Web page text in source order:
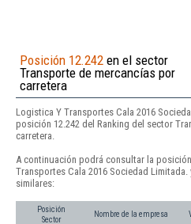
Posición 12.242 en el sector
Transporte de mercancías por
carretera
Logistica Y Transportes Cala 2016
posición 12.242 del Ranking del sector
carretera.
A continuación podrá consultar la
Transportes Cala 2016 Sociedad
similares:
Posición
Sector
Nombre de la empresa